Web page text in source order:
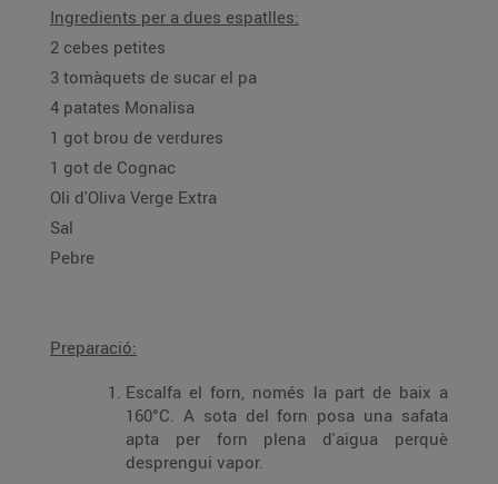
Ingredients per a dues espatlles:
2 cebes petites
3 tomàquets de sucar el pa
4 patates Monalisa
1 got brou de verdures
1 got de Cognac
Oli d'Oliva Verge Extra
Sal
Pebre
Preparació:
Escalfa el forn, només la part de baix a
160°C. A sota del forn posa una safata
apta per forn plena d'aigua perquè
desprengui vapor.